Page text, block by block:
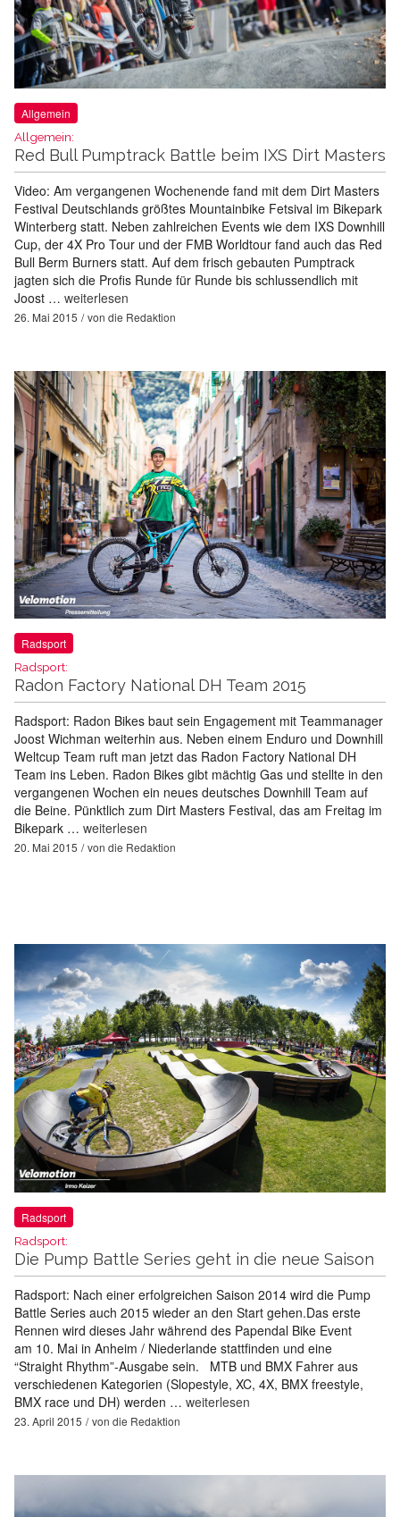
Allgemein
Allgemein:
Red Bull Pumptrack Battle beim IXS Dirt Masters
Video: Am vergangenen Wochenende fand mit dem Dirt Masters
Festival Deutschlands größtes Mountainbike Fetsival im Bikepark
Winterberg statt. Neben zahlreichen Events wie dem IXS Downhill
Cup, der 4X Pro Tour und der FMB Worldtour fand auch das Red
Bull Berm Burners statt. Auf dem frisch gebauten Pumptrack
jagten sich die Profis Runde für Runde bis schlussendlich mit
Joost … weiterlesen
26. Mai 2015 von die Redaktion
Radsport
Radsport:
Radon Factory National DH Team 2015
Radsport: Radon Bikes baut sein Engagement mit Teammanager
Joost Wichman weiterhin aus. Neben einem Enduro und Downhill
Weltcup Team ruft man jetzt das Radon Factory National DH
Team ins Leben. Radon Bikes gibt mächtig Gas und stellte in den
vergangenen Wochen ein neues deutsches Downhill Team auf
die Beine. Pünktlich zum Dirt Masters Festival, das am Freitag im
Bikepark … weiterlesen
20. Mai 2015 von die Redaktion
Radsport
Radsport:
Die Pump Battle Series geht in die neue Saison
Radsport: Nach einer erfolgreichen Saison 2014 wird die Pump
Battle Series auch 2015 wieder an den Start gehen.Das erste
Rennen wird dieses Jahr während des Papendal Bike Event
am 10. Mai in Anheim / Niederlande stattfinden und eine
“Straight Rhythm”-Ausgabe sein. MTB und BMX Fahrer aus
verschiedenen Kategorien (Slopestyle, XC, 4X, BMX freestyle,
BMX race und DH) werden … weiterlesen
23. April 2015 von die Redaktion